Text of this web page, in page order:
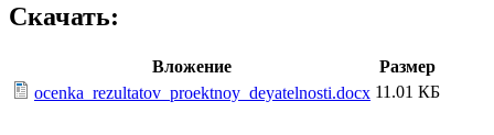
Скачать:
Вложение
Размер
ocenka_rezultatov_proektnoy_deyatelnosti.docx 11.01 КБ